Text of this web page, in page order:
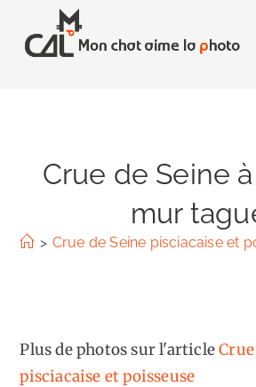
content
Crue de Seine à
mur
> Crue de Seine pisciacaise et
Plus de photos sur l'article
pisciacaise et poisseuse